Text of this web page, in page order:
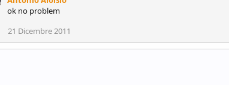
ok no problem
21 Dicembre 2011